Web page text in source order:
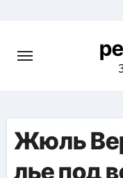
содержимому
Жюль
лье под